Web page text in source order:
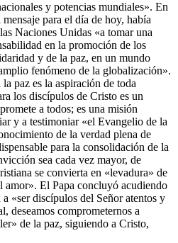
y potencias mundiales». En
para el día de hoy, había
Naciones Unidas «a tomar una
en la promoción de los
y de la paz, en un mundo
fenómeno de la globalización».
paz es la aspiración de toda
los discípulos de Cristo es un
a todos; es una misión
y a testimoniar «el Evangelio de la
de la verdad plena de
para la consolidación de la
sea cada vez mayor, de
se convierta en «levadura» de
amor». El Papa concluyó acudiendo
«ser discípulos del Señor atentos y
deseamos comprometernos a
de la paz, siguiendo a Cristo,